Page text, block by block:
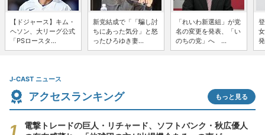
【ドジャース】キム・
ヘソン、大リーグ公式
「PSロースタ...
新党結成で「「騙し討
ちにあった気分」と怒
ったひろゆき妻...
「れいわ新選組」が党
名の変更を発表、「い
のちの党」へ ...
J-CAST ニュース
アクセスランキング もっと見る
電撃トレードの巨人・リチャード、ソフトバンク・秋広優人